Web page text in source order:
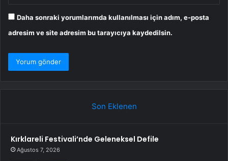
Daha sonraki yorumlarımda kullanılması için adım, e-posta
adresim ve site adresim bu tarayıcıya kaydedilsin.
Son Eklenen
Kırklareli Festivali’nde Geleneksel Defile
Ağustos 7, 2026